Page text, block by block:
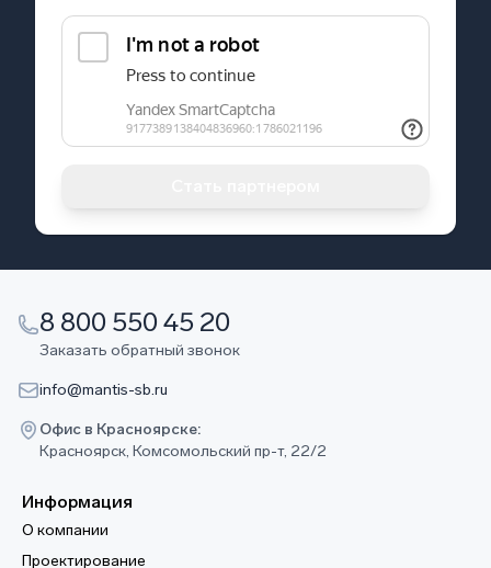
8 800 550 45 20
Заказать обратный звонок
info@mantis-sb.ru
Офис в Красноярске:
Красноярск, Комсомольский пр-т, 22/2
Информация
О компании
Проектирование